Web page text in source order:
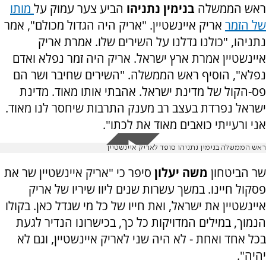
ראש הממשלה בנימין נתניהו הביע צער עמוק על מותו
של הזמר אריק איינשטיין. "אריק היה הגדול מכולם", אמר
נתניהו, "כולנו גדלנו על השירים שלו. אמרת אריק
איינשטיין אמרת ארץ ישראל. אריק היה זמר נפלא ואדם
נפלא", הוסיף ראש הממשלה. "השירים שחיבר ושר הם
פס-הקול של מדינת ישראל. אהבתי אותו מאוד. מדינת
ישראל נפרדת בעצב רב מענק התרבות שיחסר לנו מאוד.
אני ורעייתי כואבים מאוד את לכתו".
ראש הממשלה בנימין נתניהו סופד לאריק איינשטיין
שר הביטחון משה יעלון סיפר כי "אריק איינשטיין שר את
פסקול חיינו. במשך עשרות שנים ליוו שיריו של אריק
איינשטיין את ישראל, ואת חייו של כל מי שגדל כאן. בקולו
הנמוך, במילים המדויקות כל כך, בכישרונו הנדיר לגעת
בכל אחד ואחת - לא היה שני לאריק איינשטיין, וגם לא
יהיה".